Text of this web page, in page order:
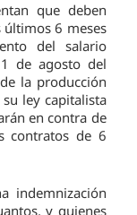
que deben
6 meses
del salario
de agosto del
la producción
ley capitalista
en contra de
contratos de 6
indemnización
y quienes